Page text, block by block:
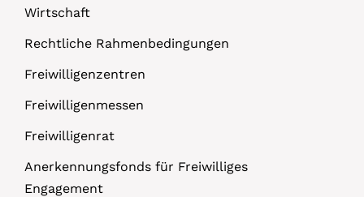
Wirtschaft
Rechtliche Rahmenbedingungen
Freiwilligenzentren
Freiwilligenmessen
Freiwilligenrat
Anerkennungsfonds für Freiwilliges
Engagement